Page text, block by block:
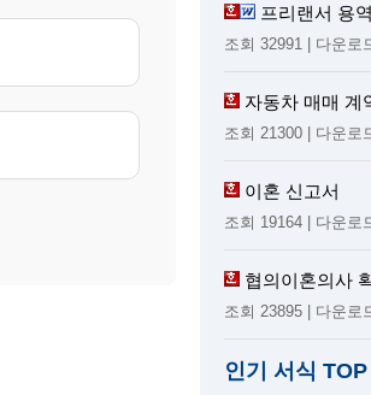
프리랜서 용
조회 32991 | 다운로
자동차 매매 계
조회 21300 | 다운로
이혼 신고서
조회 19164 | 다운로
협의이혼의사
조회 23895 | 다운로
인기 서식